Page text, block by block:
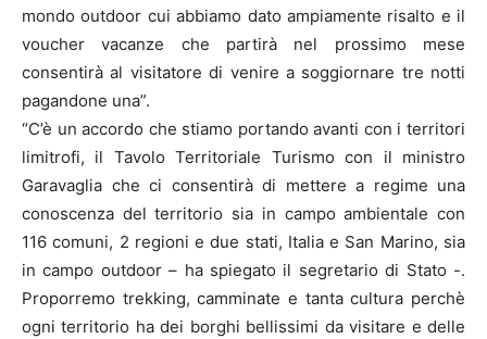
mondo outdoor cui abbiamo dato ampiamente risalto e il
voucher vacanze che partirà nel prossimo mese
consentirà al visitatore di venire a soggiornare tre notti
pagandone una”.
“C’è un accordo che stiamo portando avanti con i territori
limitrofi, il Tavolo Territoriale Turismo con il ministro
Garavaglia che ci consentirà di mettere a regime una
conoscenza del territorio sia in campo ambientale con
116 comuni, 2 regioni e due stati, Italia e San Marino, sia
in campo outdoor – ha spiegato il segretario di Stato -.
Proporremo trekking, camminate e tanta cultura perchè
ogni territorio ha dei borghi bellissimi da visitare e delle